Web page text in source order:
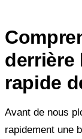
derrière
rapide
Avant de nous
rapidement une